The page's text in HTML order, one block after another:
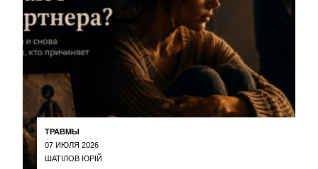
ТРАВМЫ
07 ИЮЛЯ 2026
ШАТІЛОВ ЮРІЙ